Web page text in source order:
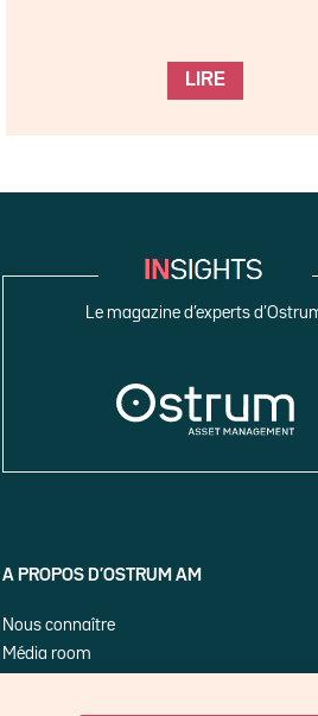
LIRE
Le magazine d’experts
A PROPOS D’OSTRUM AM
Nous connaître
Média room